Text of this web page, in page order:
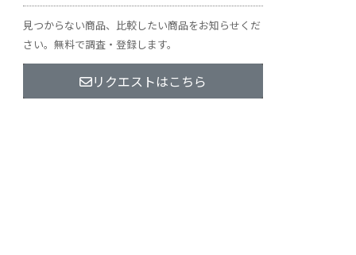
見つからない商品、比較したい商品をお知らせくだ
さい。無料で調査・登録します。
リクエストはこちら